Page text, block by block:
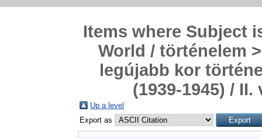
Items where Subject
World / történelem
legújabb kor
(1939-1945) /
Up a level
Export as